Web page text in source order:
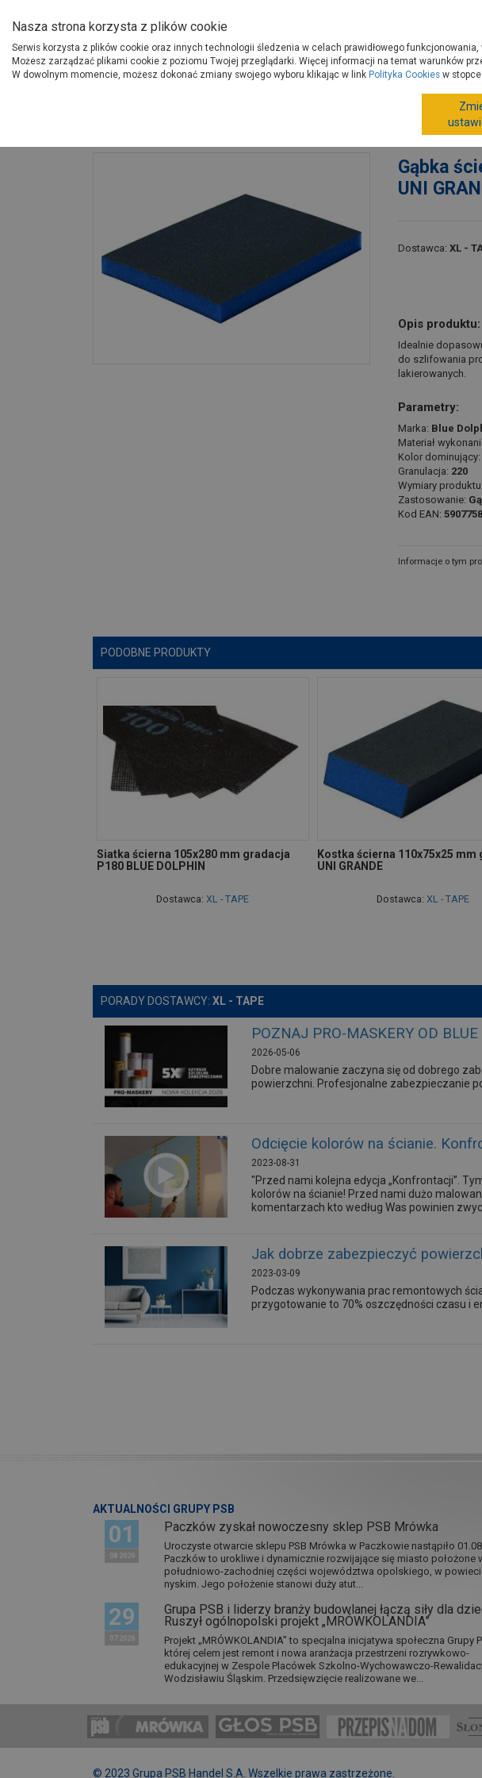
Produkty
O Grupie PSB
Gdzie kupisz Porady
Narzędzia ręczne,
Gąbka ścierna 124x98x12 mm gr 220 - 2 szt. UNI GRANDE
Gąbka
UNI
Dostawca: XL -
Opis produktu:
Idealnie
do szlifowania
lakierowanych.
Parametry:
Marka: Blue
Materiał
Kolor dominujący:
Granulacja: 220
Wymiary produktu:
Zastosowanie:
Kod EAN:
Informacje o tym
PODOBNE PRODUKTY
Siatka ścierna 105x280 mm gradacja
P180 BLUE DOLPHIN
Dostawca:XL - TAPE
Kostka ścierna 110x75x25 mm
UNI GRANDE
Dostawca: XL - TAPE
PORADY DOSTAWCY: XL - TAPE
POZNAJ PRO-MASKERY OD
2026-05-06
Dobre malowanie zaczyna się od dobrego
powierzchni. Profesjonalne zabezpieczanie
Odcięcie kolorów na ścianie.
2023-08-31
"Przed nami kolejna edycja „Konfrontacji”.
kolorów na ścianie! Przed nami dużo
komentarzach kto według Was powinien
Jak dobrze zabezpieczyć
2023-03-09
Podczas wykonywania prac remontowych
przygotowanie to 70% oszczędności czasu i
AKTUALNOŚCI GRUPY PSB
01
08 2026
Paczków zyskał nowoczesny sklep PSB Mrówka
Uroczyste otwarcie sklepu PSB Mrówka w Paczkowie nastąpiło
Paczków to urokliwe i dynamicznie rozwijające się miasto położone
południowo-zachodniej części województwa opolskiego, w
nyskim. Jego położenie stanowi duży atut...
29
07 2026
Grupa PSB i liderzy branży budowlanej łączą siły dla
Ruszył ogólnopolski projekt „MRÓWKOLANDIA”
Projekt „MRÓWKOLANDIA” to specjalna inicjatywa społeczna Grupy
której celem jest remont i nowa aranżacja przestrzeni rozrywkowo-
edukacyjnej w Zespole Placówek Szkolno-Wychowawczo-
Wodzisławiu Śląskim. Przedsięwzięcie realizowane we...
© 2023 Grupa PSB Handel S.A. Wszelkie prawa zastrzeżone.
Nasza strona korzysta z plików cookie
Serwis korzysta z plików cookie oraz innych technologii śledzenia w celach prawidłowego
Możesz zarządzać plikami cookie z poziomu Twojej przeglądarki. Więcej informacji na temat warunków
W dowolnym momencie, możesz dokonać zmiany swojego wyboru klikając w link Polityka Cookies w